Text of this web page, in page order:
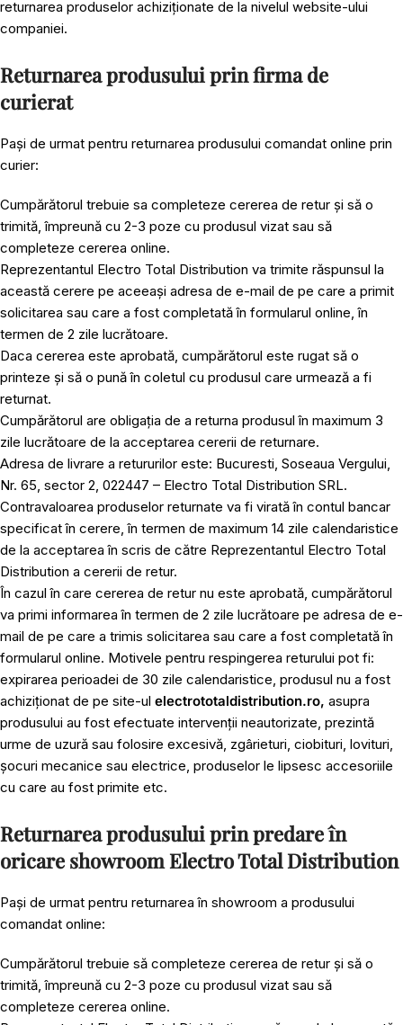
returnarea produselor achiziționate de la nivelul website-ului
companiei.
Returnarea produsului prin firma de
curierat
Pași de urmat pentru returnarea produsului comandat online prin
curier:
Cumpărătorul trebuie sa completeze cererea de retur și să o
trimită, împreună cu 2-3 poze cu produsul vizat sau să
completeze cererea online.
Reprezentantul Electro Total Distribution va trimite răspunsul la
această cerere pe aceeași adresa de e-mail de pe care a primit
solicitarea sau care a fost completată în formularul online, în
termen de 2 zile lucrătoare.
Daca cererea este aprobată, cumpărătorul este rugat să o
printeze și să o pună în coletul cu produsul care urmează a fi
returnat.
Cumpărătorul are obligația de a returna produsul în maximum 3
zile lucrătoare de la acceptarea cererii de returnare.
Adresa de livrare a retururilor este: Bucuresti, Soseaua Vergului,
Nr. 65, sector 2, 022447 – Electro Total Distribution SRL.
Contravaloarea produselor returnate va fi virată în contul bancar
specificat în cerere, în termen de maximum 14 zile calendaristice
de la acceptarea în scris de către Reprezentantul Electro Total
Distribution a cererii de retur.
În cazul în care cererea de retur nu este aprobată, cumpărătorul
va primi informarea în termen de 2 zile lucrătoare pe adresa de e-
mail de pe care a trimis solicitarea sau care a fost completată în
formularul online. Motivele pentru respingerea returului pot fi:
expirarea perioadei de 30 zile calendaristice, produsul nu a fost
achiziționat de pe site-ul electrototaldistribution.ro, asupra
produsului au fost efectuate intervenții neautorizate, prezintă
urme de uzură sau folosire excesivă, zgârieturi, ciobituri, lovituri,
șocuri mecanice sau electrice, produselor le lipsesc accesoriile
cu care au fost primite etc.
Returnarea produsului prin predare în
oricare showroom Electro Total Distribution
Pași de urmat pentru returnarea în showroom a produsului
comandat online:
Cumpărătorul trebuie să completeze cererea de retur și să o
trimită, împreună cu 2-3 poze cu produsul vizat sau să
completeze cererea online.